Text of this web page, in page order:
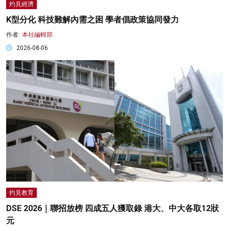
灼見經濟
K型分化 科技難解內需之困 學者倡政策協同發力
作者: 本社編輯部
2026-08-06
灼見教育
DSE 2026｜聯招放榜 四成五人獲取錄 港大、中大各取12狀
元